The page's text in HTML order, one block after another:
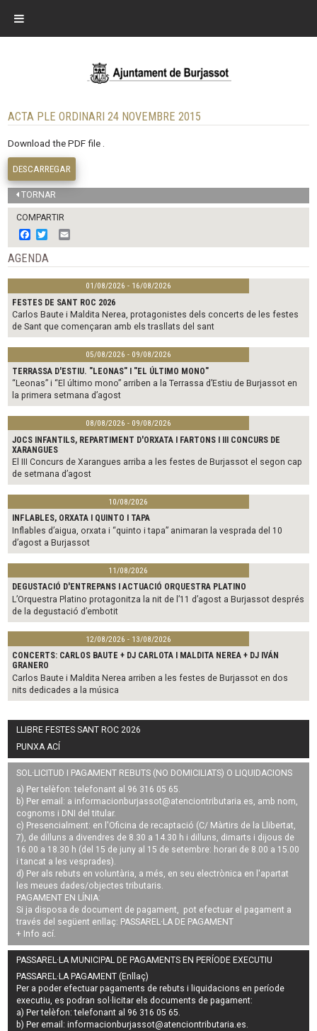
ACTA PLE ORDINARI 24 NOVEMBRE 2015
Download the PDF file .
DESCARREGAR
TORNAR
COMPARTIR
F
a
c
e
b
o
o
k
w
i
t
t
e
r
m
i
l
AGENDA
01/08/2026 - 16/08/2026
FESTES DE SANT ROC 2026
Carlos Baute i Maldita Nerea, protagonistes dels concerts de les festes
de Sant que començaran amb els trasllats del sant
05/08/2026 - 09/08/2026
TERRASSA D'ESTIU. "LEONAS" I "EL ÚLTIMO MONO"
“Leonas” i “El último mono” arriben a la Terrassa d’Estiu de Burjassot en
la primera setmana d’agost
08/08/2026 - 09/08/2026
JOCS INFANTILS, REPARTIMENT D'ORXATA I FARTONS I III CONCURS DE
XARANGUES
El III Concurs de Xarangues arriba a les festes de Burjassot el segon cap
de setmana d’agost
10/08/2026
INFLABLES, ORXATA I QUINTO I TAPA
Inflables d’aigua, orxata i “quinto i tapa” animaran la vesprada del 10
d’agost a Burjassot
11/08/2026
DEGUSTACIÓ D'ENTREPANS I ACTUACIÓ ORQUESTRA PLATINO
L’Orquestra Platino protagonitza la nit de l’11 d’agost a Burjassot després
de la degustació d’embotit
12/08/2026 - 13/08/2026
CONCERTS: CARLOS BAUTE + DJ CARLOTA I MALDITA NEREA + DJ IVÁN
GRANERO
Carlos Baute i Maldita Nerea arriben a les festes de Burjassot en dos
nits dedicades a la música
LLIBRE FESTES SANT ROC 2026
PUNXA ACÍ
SOL·LICITUD I PAGAMENT REBUTS (NO DOMICILIATS) O LIQUIDACIONS
a) Per telèfon: telefonant al 96 316 05 65.
b) Per email: a informacionburjassot@atenciontributaria.es, amb nom,
cognoms i DNI del titular.
c) Presencialment: en l'Oficina de recaptació (C/ Màrtirs de la Llibertat,
7), de dilluns a divendres de 8.30 a 14.30 h i dilluns, dimarts i dijous de
16.00 a 18.30 h (del 15 de juny al 15 de setembre: horari de 8.00 a 15.00
i tancat a les vesprades).
d) Per als rebuts en voluntària, a més, en seu electrònica en l'apartat
les meues dades/objectes tributaris.
PAGAMENT EN LÍNIA:
Si ja disposa de document de pagament, pot efectuar el pagament a
través del següent enllaç: PASSAREL·LA DE PAGAMENT
+ Info ací.
PASSAREL·LA MUNICIPAL DE PAGAMENTS EN PERÍODE EXECUTIU
PASSAREL·LA PAGAMENT (Enllaç)
Per a poder efectuar pagaments derebuts i liquidacions en període
executiu, es podran sol·licitar els documents de pagament:
a) Per telèfon: telefonant al 96 316 05 65.
b) Per email:informacionburjassot@atenciontributaria.es.